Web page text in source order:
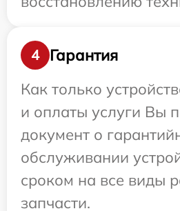
4
Гарантия
Как только
и оплаты услуги Вы
документ о
обслуживании
сроком на все виды
запчасти.